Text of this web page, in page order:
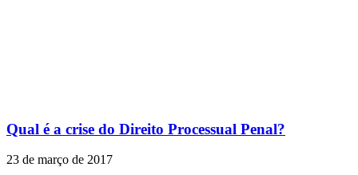
Qual é a crise do Direito Processual Penal?
23 de março de 2017